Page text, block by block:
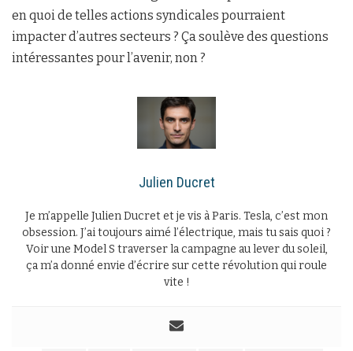
en quoi de telles actions syndicales pourraient
impacter d’autres secteurs ? Ça soulève des questions
intéressantes pour l’avenir, non ?
Julien Ducret
Je m’appelle Julien Ducret et je vis à Paris. Tesla, c’est mon
obsession. J’ai toujours aimé l’électrique, mais tu sais quoi ?
Voir une Model S traverser la campagne au lever du soleil,
ça m’a donné envie d’écrire sur cette révolution qui roule
vite !